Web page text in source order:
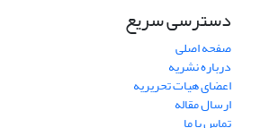
دسترسی سریع
صفحه اصلی
درباره نشریه
اعضای هیات تحریریه
ارسال مقاله
تماس با ما